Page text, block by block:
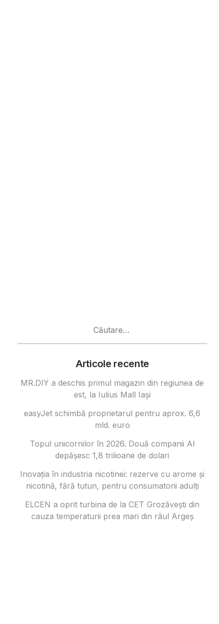
Articole recente
MR.DIY a deschis primul magazin din regiunea de
est, la Iulius Mall Iași
easyJet schimbă proprietarul pentru aprox. 6,6
mld. euro
Topul unicornilor în 2026. Două companii AI
depășesc 1,8 trilioane de dolari
Inovația în industria nicotinei: rezerve cu arome și
nicotină, fără tutun, pentru consumatorii adulți
ELCEN a oprit turbina de la CET Grozăvești din
cauza temperaturii prea mari din râul Argeș